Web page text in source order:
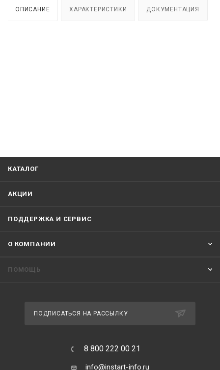
ОПИСАНИЕ ХАРАКТЕРИСТИКИ ДОКУМЕНТАЦИЯ
КАТАЛОГ
АКЦИИ
ПОДДЕРЖКА И СЕРВИС
О КОМПАНИИ
ПОМОЩЬ
ПОДПИСАТЬСЯ НА РАССЫЛКУ
8 800 222 00 21
info@instart-info.ru